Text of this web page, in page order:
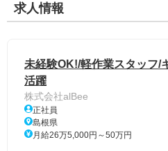
求人情報
未経験OK!/軽作業スタッフ/
活躍
株式会社alBee
正社員
島根県
月給26万5,000円～50万円